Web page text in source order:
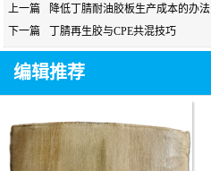
上一篇
降低丁腈耐油胶板生产成本的办法
下一篇
丁腈再生胶与CPE共混技巧
编辑推荐